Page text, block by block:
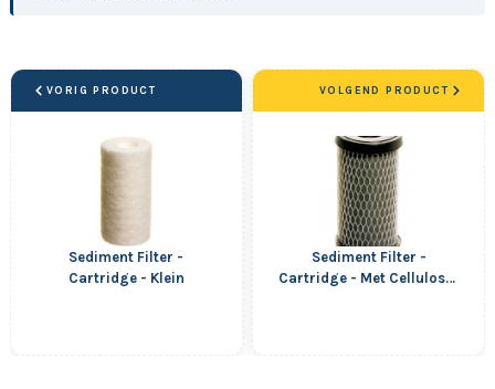
VORIG PRODUCT
Sediment Filter -
Cartridge - Klein
Sediment Filter -
Cartridge - Met Cellulose-
VOLGEND PRODUCT